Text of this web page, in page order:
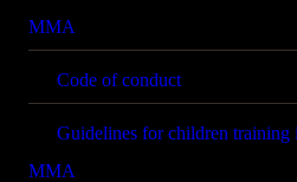
MMA
Code of conduct
Guidelines for children training
MMA